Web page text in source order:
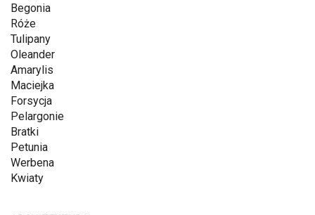
Begonia
Róże
Tulipany
Oleander
Amarylis
Maciejka
Forsycja
Pelargonie
Bratki
Petunia
Werbena
Kwiaty